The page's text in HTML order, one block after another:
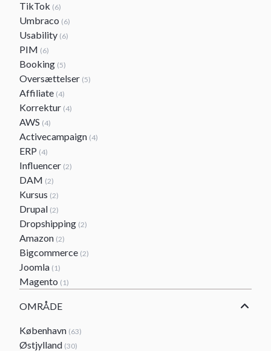
TikTok (6)
Umbraco (6)
Usability (6)
PIM (6)
Booking (5)
Oversættelser (5)
Affiliate (4)
Korrektur (4)
AWS (4)
Activecampaign (4)
ERP (4)
Influencer (2)
DAM (2)
Kursus (2)
Drupal (2)
Dropshipping (2)
Amazon (2)
Bigcommerce (2)
Joomla (1)
Magento (1)
OMRÅDE
København (63)
Østjylland (30)